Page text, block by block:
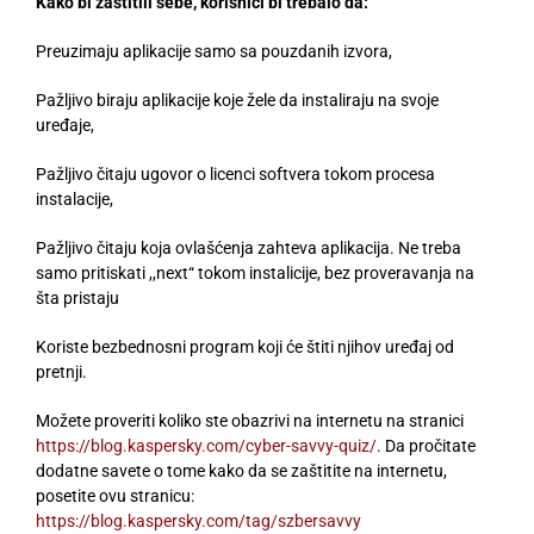
Preuzimaju aplikacije samo sa pouzdanih izvora,
Pažljivo biraju aplikacije koje žele da instaliraju na svoje
uređaje,
Pažljivo čitaju ugovor o licenci softvera tokom procesa
instalacije,
Pažljivo čitaju koja ovlašćenja zahteva aplikacija. Ne treba
samo pritiskati ,,next“ tokom instalicije, bez proveravanja na
šta pristaju
Koriste bezbednosni program koji će štiti njihov uređaj od
pretnji.
Možete proveriti koliko ste obazrivi na internetu na stranici
https://blog.kaspersky.com/cyber-savvy-quiz/. Da pročitate
dodatne savete o tome kako da se zaštitite na internetu,
posetite ovu stranicu:
https://blog.kaspersky.com/tag/szbersavvy